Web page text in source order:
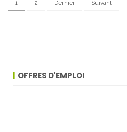
1 2 Dernier Suivant
OFFRES D'EMPLOI